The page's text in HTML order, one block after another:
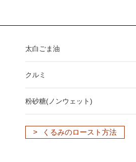
太白ごま油
クルミ
粉砂糖(ノンウェット)
くるみのロースト方法